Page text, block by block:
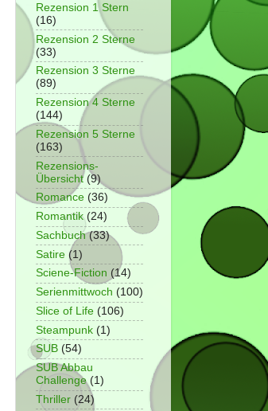
Rezension 1 Stern
(16)
Rezension 2 Sterne
(33)
Rezension 3 Sterne
(89)
Rezension 4 Sterne
(144)
Rezension 5 Sterne
(163)
Rezensions-
Übersicht (9)
Romance (36)
Romantik (24)
Sachbuch (33)
Satire (1)
Sciene-Fiction (14)
Serienmittwoch (100)
Slice of Life (106)
Steampunk (1)
SUB (54)
SUB Abbau
Challenge (1)
Thriller (24)